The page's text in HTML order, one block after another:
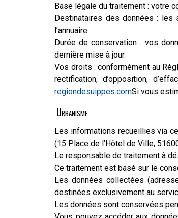
Base légale du traitement : votre
Destinataires des données : les
l’annuaire.
Durée de conservation : vos
dernière mise à jour.
Vos droits : conformément au
rectification, d’opposition,
regiondesuippes.comSi vous
Urbanisme
Les informations recueillies via
(15 Place de l’Hôtel de Ville,
Le responsable de traitement à
Ce traitement est basé sur le
Les données collectées
destinées exclusivement au
Les données sont conservées